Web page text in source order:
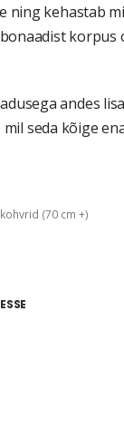
ning kehastab
andes
seda kõige
(70 cm +)